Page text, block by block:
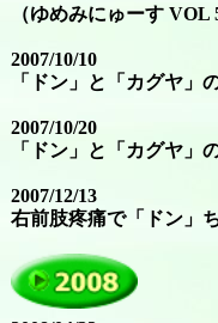
（ゆめみにゅーす VOL
2007/10/10
「ドン」と「カグヤ」
2007/10/20
「ドン」と「カグヤ
2007/12/13
右前肢疼痛で「ドン」